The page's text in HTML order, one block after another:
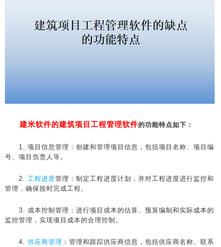
建米软件的建筑项目工程管理软件的功能特点如下：
1. 项目信息管理：创建和管理项目信息，包括项目名称、项目编
号、项目负责人等。
2. 工程进度管理：制定工程进度计划，并对工程进度进行监控和
管理，确保按时完成工程。
3. 成本控制管理：进行项目成本的估算、预算编制和实际成本的
监控管理，实现项目成本的合理控制。
4. 供应商管理 ：管理和跟踪供应商信息，包括供应商名称、联系